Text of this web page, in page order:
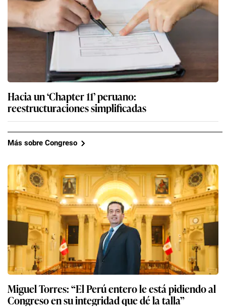
Hacia un ‘Chapter 11’ peruano:
reestructuraciones simplificadas
Más sobre Congreso
Miguel Torres: “El Perú entero le está pidiendo al
Congreso en su integridad que dé la talla”